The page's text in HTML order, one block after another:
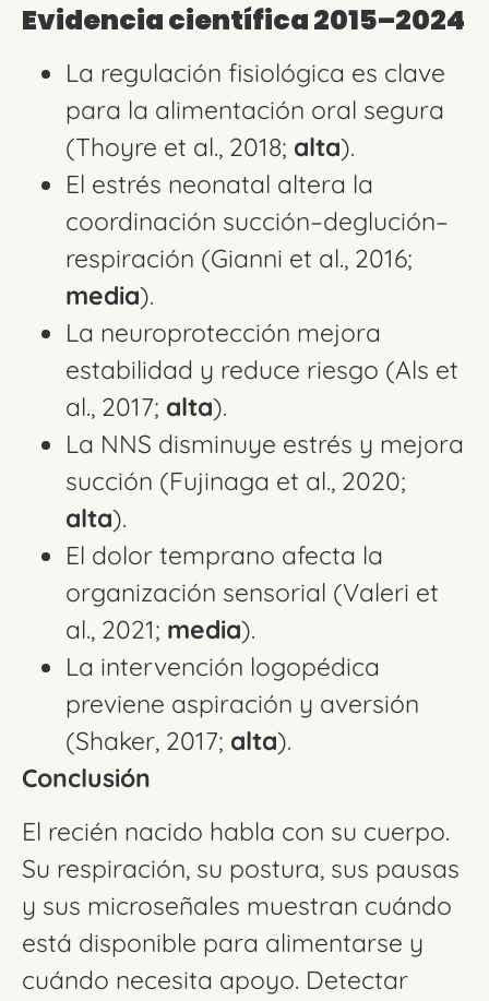
Evidencia científica 2015–2024
La regulación fisiológica es clave
para la alimentación oral segura
(Thoyre et al., 2018; alta).
El estrés neonatal altera la
coordinación succión–deglución–
respiración (Gianni et al., 2016;
media).
La neuroprotección mejora
estabilidad y reduce riesgo (Als et
al., 2017; alta).
La NNS disminuye estrés y mejora
succión (Fujinaga et al., 2020;
alta).
El dolor temprano afecta la
organización sensorial (Valeri et
al., 2021; media).
La intervención logopédica
previene aspiración y aversión
(Shaker, 2017; alta).
Conclusión
El recién nacido habla con su cuerpo.
Su respiración, su postura, sus pausas
y sus microseñales muestran cuándo
está disponible para alimentarse y
cuándo necesita apoyo. Detectar